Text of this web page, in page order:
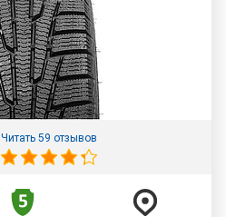
Читать 59 отзывов